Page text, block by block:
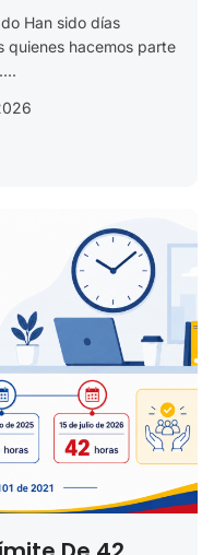
Han sido días
quienes hacemos parte